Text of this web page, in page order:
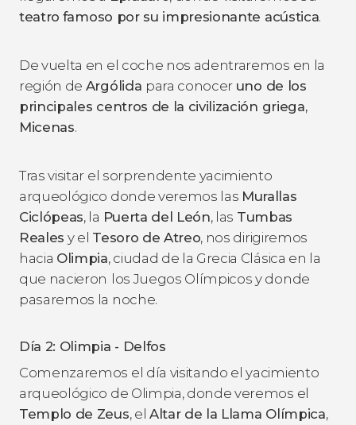
teatro famoso por su impresionante acústica.
De vuelta en el coche nos adentraremos en la
región de Argólida para conocer uno de los
principales centros de la civilización griega,
Micenas.
Tras visitar el sorprendente yacimiento
arqueológico donde veremos las Murallas
Ciclópeas, la Puerta del León, las Tumbas
Reales y el Tesoro de Atreo, nos dirigiremos
hacia Olimpia, ciudad de la Grecia Clásica en la
que nacieron los Juegos Olímpicos y donde
pasaremos la noche.
Día 2: Olimpia - Delfos
Comenzaremos el día visitando el yacimiento
arqueológico de Olimpia, donde veremos el
Templo de Zeus, el Altar de la Llama Olímpica,